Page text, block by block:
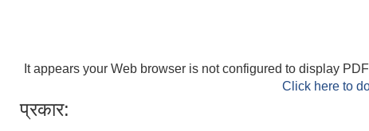
It appears your Web browser is not configured to display
Click here to
प्रकार: